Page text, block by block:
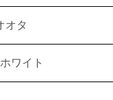
オタ
ワイト